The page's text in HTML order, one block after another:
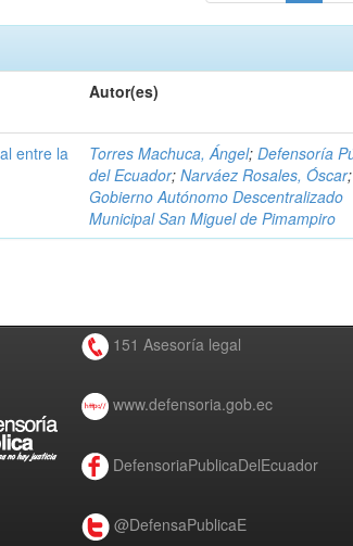
Autor(es)
entre la
Torres Machuca, Ángel;Defensoría
del Ecuador;Narváez Rosales, Óscar;
Gobierno Autónomo Descentralizado
Municipal San Miguel de Pimampiro
151 Asesoría legal
www.defensoria.gob.ec
DefensoriaPublicaDelEcuador
@DefensaPublicaE